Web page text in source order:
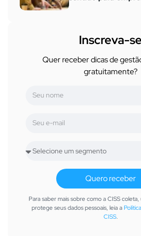
Inscreva-se
Quer receber dicas de
gratuitamente?
Quero receber
Para saber mais sobre como a CISS
protege seus dados pessoais, leia a
CISS.